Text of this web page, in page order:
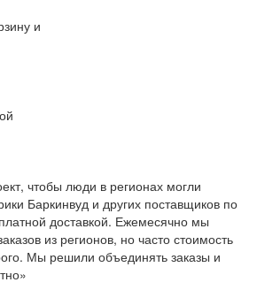
и
чтобы люди в регионах могли
Баркинвуд и других поставщиков по
доставкой. Ежемесячно мы
из регионов, но часто стоимость
Мы решили объединять заказы и